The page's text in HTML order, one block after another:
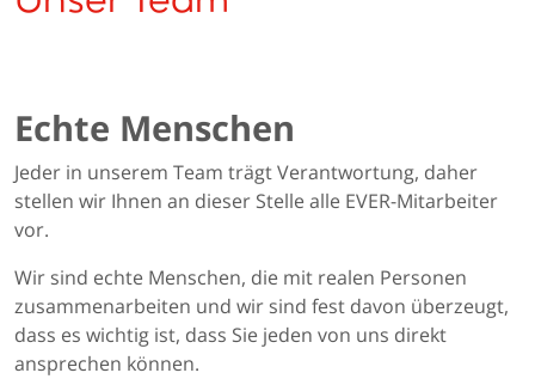
Echte Menschen
Jeder in unserem Team trägt Verantwortung, daher
stellen wir Ihnen an dieser Stelle alle EVER-Mitarbeiter
vor.
Wir sind echte Menschen, die mit realen Personen
zusammenarbeiten und wir sind fest davon überzeugt,
dass es wichtig ist, dass Sie jeden von uns direkt
ansprechen können.